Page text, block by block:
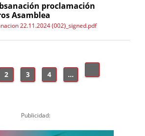
proclamación
Asamblea
22.11.2024 (002)_signed.pdf
2 3 4 ...
Publicidad: